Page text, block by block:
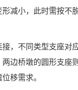
减小，此时需按不
，不同类型支座对
边桥墩的圆形支座
移需求。